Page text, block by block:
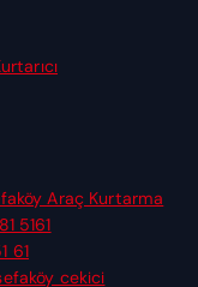
Araç Kurtarma
5161
61
cekici